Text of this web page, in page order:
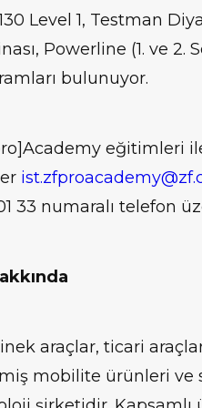
Level 1, Testman
Powerline (1. ve 2.
bulunuyor.
eğitimleri
33 numaralı telefon
araçlar, ticari
mobilite ürünleri ve